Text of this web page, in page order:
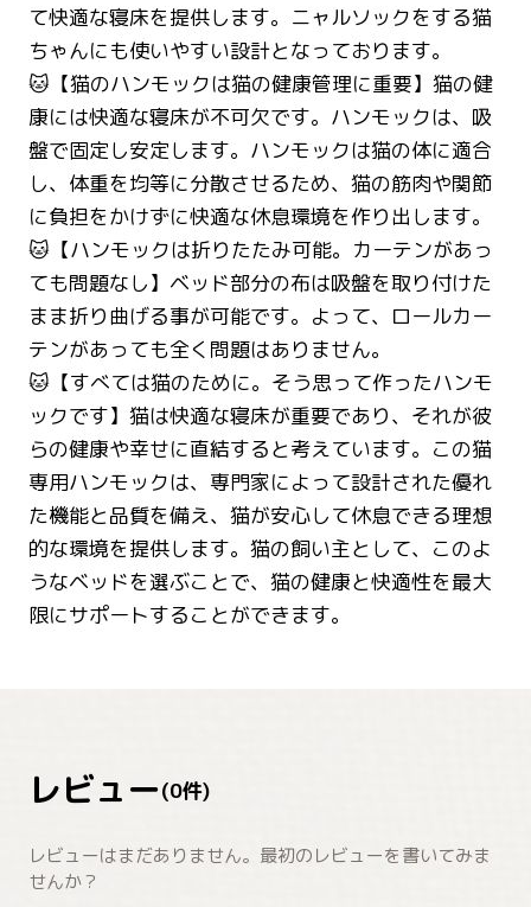
て快適な寝床を提供します。ニャルソックをする猫
ちゃんにも使いやすい設計となっております。
🐱【猫のハンモックは猫の健康管理に重要】猫の健
康には快適な寝床が不可欠です。ハンモックは、吸
盤で固定し安定します。ハンモックは猫の体に適合
し、体重を均等に分散させるため、猫の筋肉や関節
に負担をかけずに快適な休息環境を作り出します。
🐱【ハンモックは折りたたみ可能。カーテンがあっ
ても問題なし】ベッド部分の布は吸盤を取り付けた
まま折り曲げる事が可能です。よって、ロールカー
テンがあっても全く問題はありません。
🐱【すべては猫のために。そう思って作ったハンモ
ックです】猫は快適な寝床が重要であり、それが彼
らの健康や幸せに直結すると考えています。この猫
専用ハンモックは、専門家によって設計された優れ
た機能と品質を備え、猫が安心して休息できる理想
的な環境を提供します。猫の飼い主として、このよ
うなベッドを選ぶことで、猫の健康と快適性を最大
限にサポートすることができます。
レビュー(0件)
レビューはまだありません。最初のレビューを書いてみま
せんか？